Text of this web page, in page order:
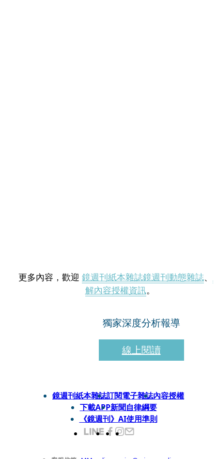
更多內容，歡迎 鏡週刊紙本雜誌鏡週刊動態雜誌、
解內容授權資訊。
獨家深度分析報導
線上閱讀
鏡週刊紙本雜誌訂閱電子雜誌內容授權
下載APP新聞自律綱要
《鏡週刊》AI使用準則